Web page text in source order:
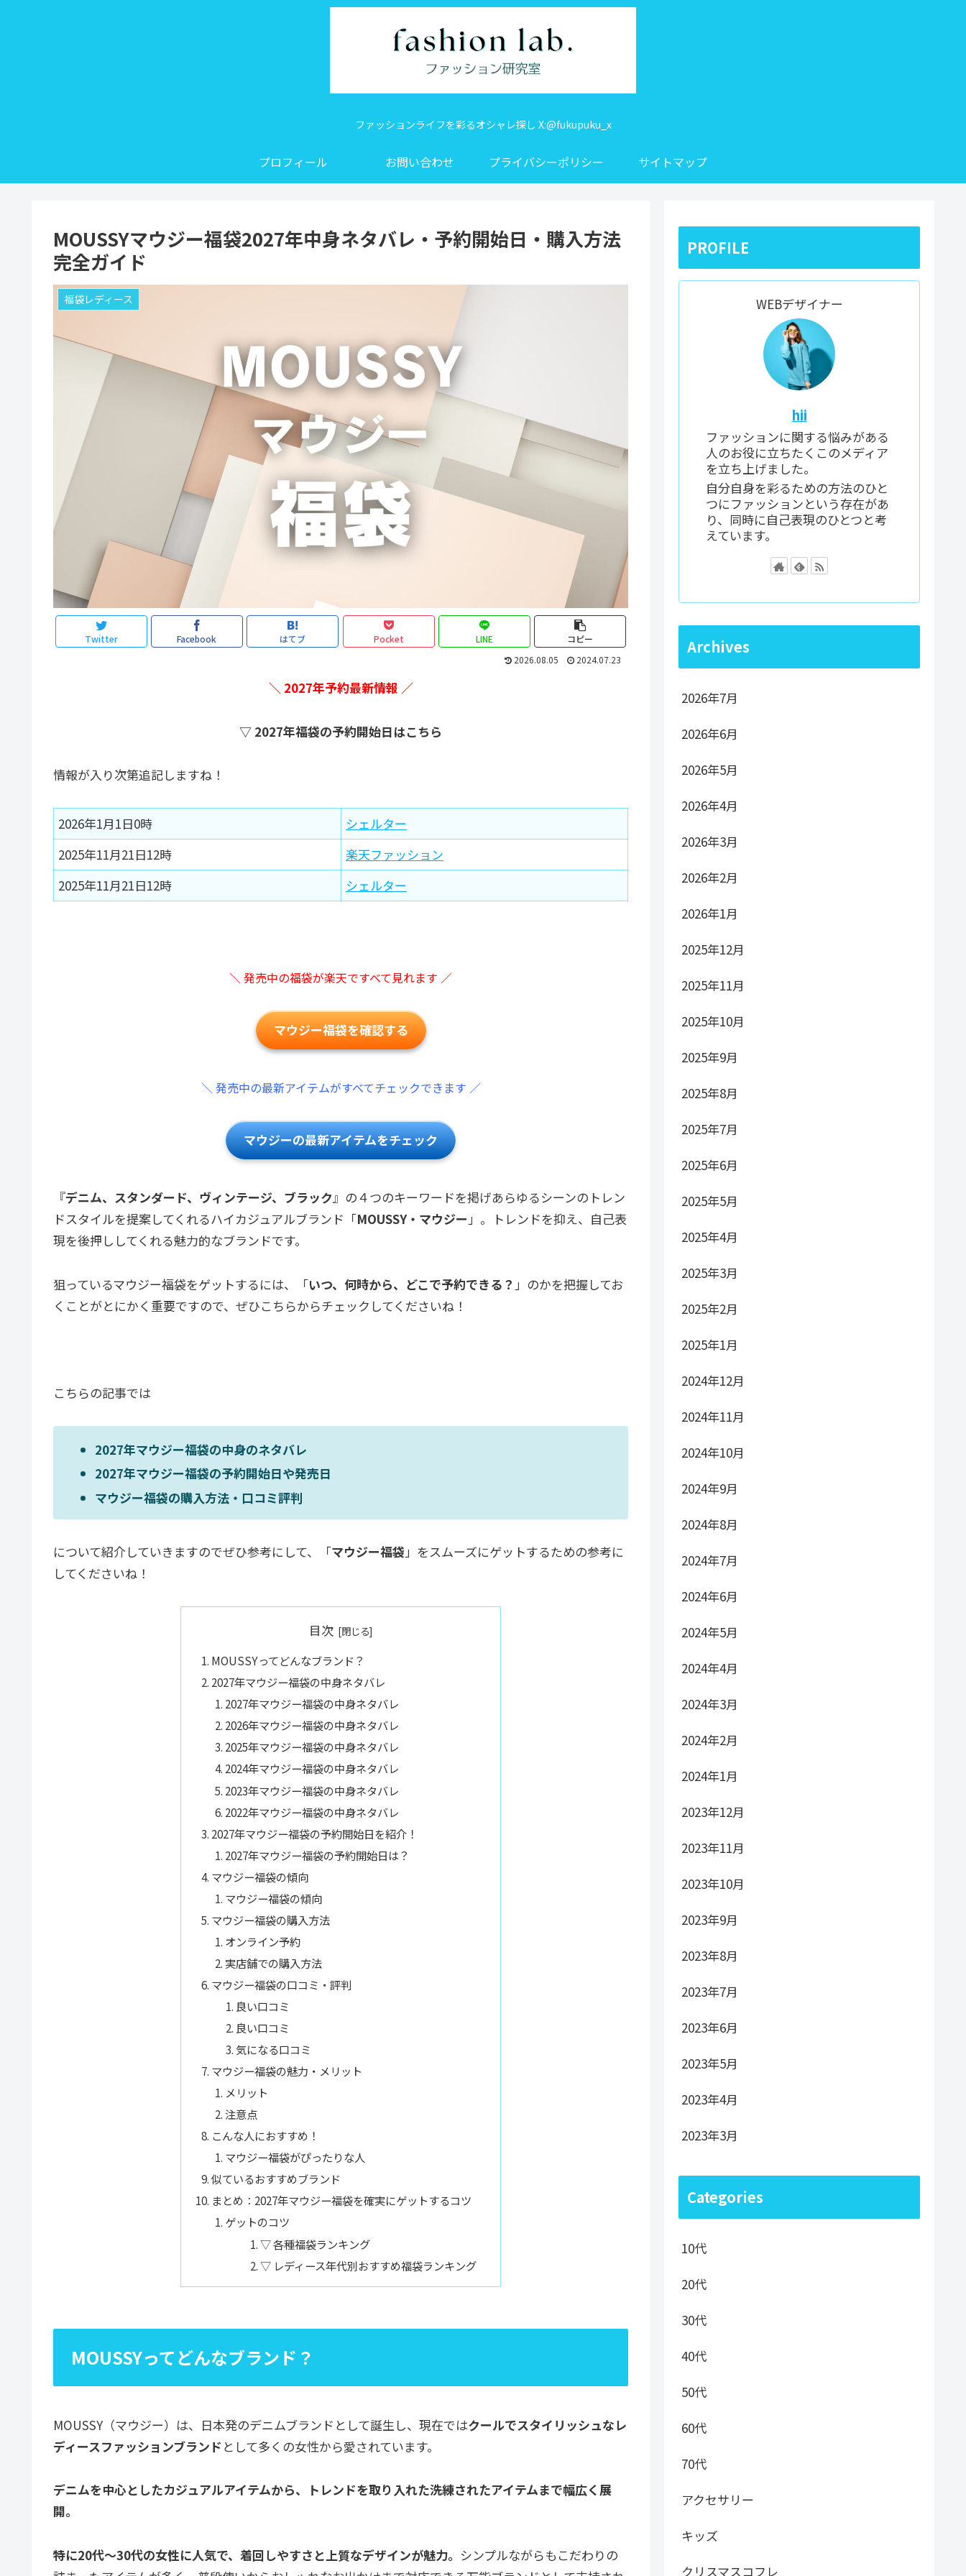
ファッションライフを彩るオシャレ探し X:@fukupuku_x
プロフィール お問い合わせ プライバシーポリシー サイトマップ
MOUSSYマウジー福袋2027年中身ネタバレ・予約開始日・購入方法
完全ガイド
福袋レディース
Twitter Facebook はてブ Pocket LINE
コピー
2026.08.05
2024.07.23
＼ 2027年予約最新情報 ／
▽ 2027年福袋の予約開始日はこちら
情報が入り次第追記しますね！
2026年1月1日0時
シェルター
2025年11月21日12時
楽天ファッション
2025年11月21日12時
シェルター
＼ 発売中の福袋が楽天ですべて見れます ／
マウジー福袋を確認する
＼ 発売中の最新アイテムがすべてチェックできます ／
マウジーの最新アイテムをチェック
『デニム、スタンダード、ヴィンテージ、ブラック』の４つのキーワードを掲げあらゆるシーンのトレン
ドスタイルを提案してくれるハイカジュアルブランド「MOUSSY・マウジー」。トレンドを抑え、自己表
現を後押ししてくれる魅力的なブランドです。
狙っているマウジー福袋をゲットするには、「いつ、何時から、どこで予約できる？ 」のかを把握してお
くことがとにかく重要ですので、ぜひこちらからチェックしてくださいね！
こちらの記事では
2027年マウジー福袋の中身のネタバレ
2027年マウジー福袋の予約開始日や発売日
マウジー福袋の購入方法・口コミ評判
について紹介していきますのでぜひ参考にして、「マウジー福袋」をスムーズにゲットするための参考に
してくださいね！
目次
MOUSSYってどんなブランド？
2027年マウジー福袋の中身ネタバレ
2027年マウジー福袋の中身ネタバレ
2026年マウジー福袋の中身ネタバレ
2025年マウジー福袋の中身ネタバレ
2024年マウジー福袋の中身ネタバレ
2023年マウジー福袋の中身ネタバレ
2022年マウジー福袋の中身ネタバレ
2027年マウジー福袋の予約開始日を紹介！
2027年マウジー福袋の予約開始日は？
マウジー福袋の傾向
マウジー福袋の傾向
マウジー福袋の購入方法
オンライン予約
実店舗での購入方法
マウジー福袋の口コミ・評判
良い口コミ
良い口コミ
気になる口コミ
マウジー福袋の魅力・メリット
メリット
注意点
こんな人におすすめ！
マウジー福袋がぴったりな人
似ているおすすめブランド
まとめ：2027年マウジー福袋を確実にゲットするコツ
ゲットのコツ
▽ 各種福袋ランキング
▽ レディース年代別おすすめ福袋ランキング
MOUSSYってどんなブランド？
MOUSSY（マウジー）は、日本発のデニムブランドとして誕生し、現在ではクールでスタイリッシュなレ
ディースファッションブランド として多くの女性から愛されています。
デニムを中心としたカジュアルアイテムから、トレンドを取り入れた洗練されたアイテムまで幅広く展
開。
特に20代〜30代の女性に人気で、着回しやすさと上質なデザインが魅力。 シンプルながらもこだわりの
PROFILE
WEBデザイナー
hii
ファッションに関する悩みがある
人のお役に立ちたくこのメディア
を立ち上げました。
自分自身を彩るための方法のひと
つにファッションという存在があ
り、同時に自己表現のひとつと考
えています。
Archives
2026年7月
2026年6月
2026年5月
2026年4月
2026年3月
2026年2月
2026年1月
2025年12月
2025年11月
2025年10月
2025年9月
2025年8月
2025年7月
2025年6月
2025年5月
2025年4月
2025年3月
2025年2月
2025年1月
2024年12月
2024年11月
2024年10月
2024年9月
2024年8月
2024年7月
2024年6月
2024年5月
2024年4月
2024年3月
2024年2月
2024年1月
2023年12月
2023年11月
2023年10月
2023年9月
2023年8月
2023年7月
2023年6月
2023年5月
2023年4月
2023年3月
Categories
10代
20代
30代
40代
50代
60代
70代
アクセサリー
キッズ
クリスマスコフレ